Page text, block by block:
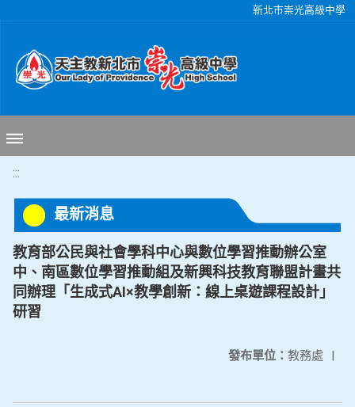
新北市崇光高級中學
:::
最新消息
教育部公民與社會學科中心與數位學習推動辦公室
中、南區數位學習推動組及新興科技教育聯盟計畫共
同辦理「生成式AI×教學創新：線上桌遊課程設計」
研習
發布單位： 教務處 |